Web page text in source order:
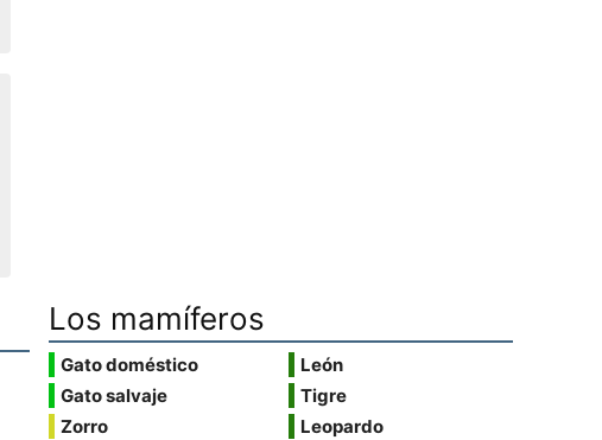
Los mamíferos
Gato doméstico
Gato salvaje
Zorro
León
Tigre
Leopardo